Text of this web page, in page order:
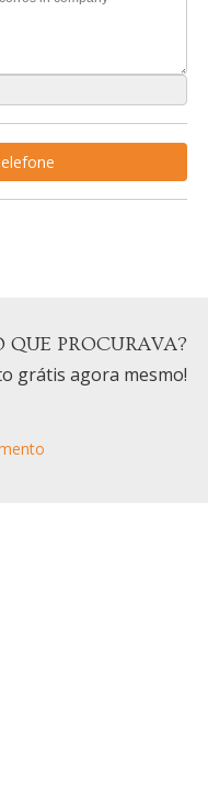
PROCURAVA?
grátis agora mesmo!